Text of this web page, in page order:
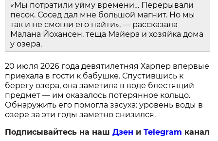
«Мы потратили уйму времени… Перерывали
песок. Сосед дал мне большой магнит. Но мы
так и не смогли его найти», — рассказала
Малана Йохансен, теща Майера и хозяйка дома
у озера.
20 июля 2026 года девятилетняя Харпер впервые
приехала в гости к бабушке. Спустившись к
берегу озера, она заметила в воде блестящий
предмет — им оказалось потерянное кольцо.
Обнаружить его помогла засуха: уровень воды в
озере за эти годы заметно снизился.
Подписывайтесь на нашДзен иTelegram канал